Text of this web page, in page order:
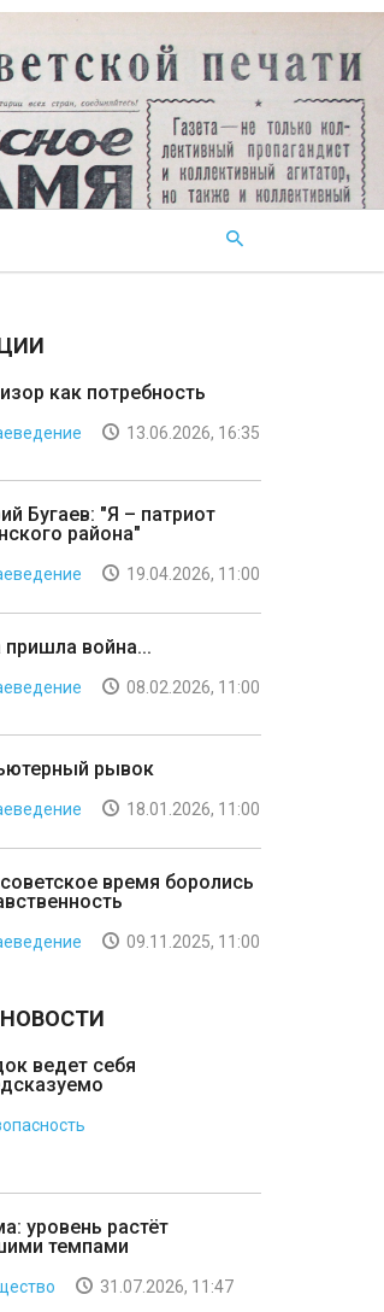
как потребность
13.06.2026, 16:35
Бугаев: "Я – патриот
района"
19.04.2026, 11:00
пришла война...
08.02.2026, 11:00
рывок
18.01.2026, 11:00
время боролись
09.11.2025, 11:00
ведет себя
уровень растёт
темпами
31.07.2026, 11:47